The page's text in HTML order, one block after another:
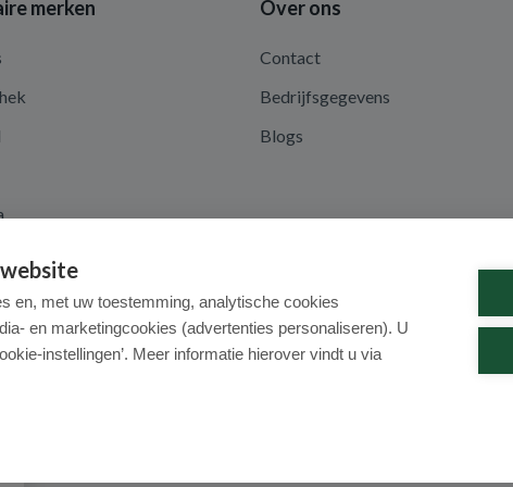
merken Over ons
Contact
Bedrijfsgegevens
Blogs
en, met uw toestemming, analytische cookies
en marketingcookies (advertenties personaliseren). U
instellingen’. Meer informatie hierover vindt u via